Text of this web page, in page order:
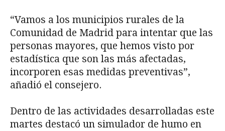
“Vamos a los municipios rurales de la
Comunidad de Madrid para intentar que las
personas mayores, que hemos visto por
estadística que son las más afectadas,
incorporen esas medidas preventivas”,
añadió el consejero.
Dentro de las actividades desarrolladas este
martes destacó un simulador de humo en